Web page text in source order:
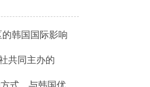
韩国国际影响
共同主办的
式，与韩国优